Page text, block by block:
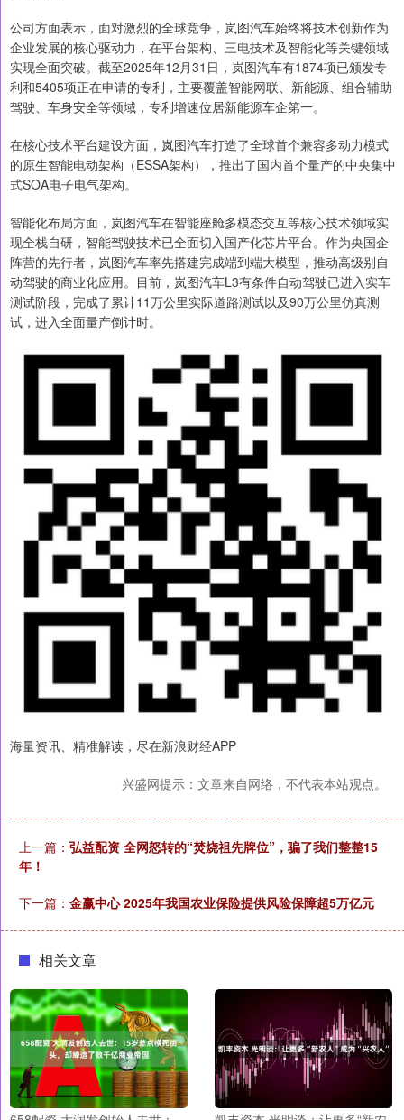
公司方面表示，面对激烈的全球竞争，岚图汽车始终将技术创新作为
企业发展的核心驱动力，在平台架构、三电技术及智能化等关键领域
实现全面突破。截至2025年12月31日，岚图汽车有1874项已颁发专
利和5405项正在申请的专利，主要覆盖智能网联、新能源、组合辅助
驾驶、车身安全等领域，专利增速位居新能源车企第一。
在核心技术平台建设方面，岚图汽车打造了全球首个兼容多动力模式
的原生智能电动架构（ESSA架构），推出了国内首个量产的中央集中
式SOA电子电气架构。
智能化布局方面，岚图汽车在智能座舱多模态交互等核心技术领域实
现全栈自研，智能驾驶技术已全面切入国产化芯片平台。作为央国企
阵营的先行者，岚图汽车率先搭建完成端到端大模型，推动高级别自
动驾驶的商业化应用。目前，岚图汽车L3有条件自动驾驶已进入实车
测试阶段，完成了累计11万公里实际道路测试以及90万公里仿真测
试，进入全面量产倒计时。
海量资讯、精准解读，尽在新浪财经APP
兴盛网提示：文章来自网络，不代表本站观点。
上一篇： 弘益配资 全网怒转的“焚烧祖先牌位”，骗了我们整整15
年！
下一篇： 金赢中心 2025年我国农业保险提供风险保障超5万亿元
相关文章